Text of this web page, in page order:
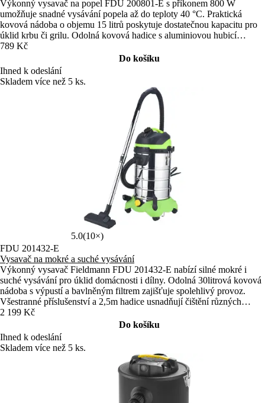
Výkonný vysavač na popel FDU 200801-E s příkonem 800 W
umožňuje snadné vysávání popela až do teploty 40 °C. Praktická
kovová nádoba o objemu 15 litrů poskytuje dostatečnou kapacitu pro
úklid krbu či grilu. Odolná kovová hadice s aluminiovou hubicí
usnadňuje manipulaci i v hůře přístupných místech.
789 Kč
Do košíku
Ihned k odeslání
Skladem více než 5 ks.
5.0(10×)
FDU 201432-E
Vysavač na mokré a suché vysávání
Výkonný vysavač Fieldmann FDU 201432‑E nabízí silné mokré i
suché vysávání pro úklid domácnosti i dílny. Odolná 30litrová kovová
nádoba s výpustí a bavlněným filtrem zajišťuje spolehlivý provoz.
Všestranné příslušenství a 2,5m hadice usnadňují čištění různých
povrchů i těžko dostupných míst.
2 199 Kč
Do košíku
Ihned k odeslání
Skladem více než 5 ks.